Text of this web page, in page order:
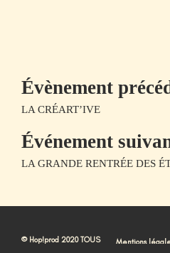
Évènement
LA CRÉART’IVE
Événement
LA GRANDE RENTRÉE DES
© Hop!prod 2020 TOUS
Mentions